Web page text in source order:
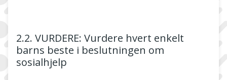
2.2. VURDERE: Vurdere hvert enkelt
barns beste i beslutningen om
sosialhjelp